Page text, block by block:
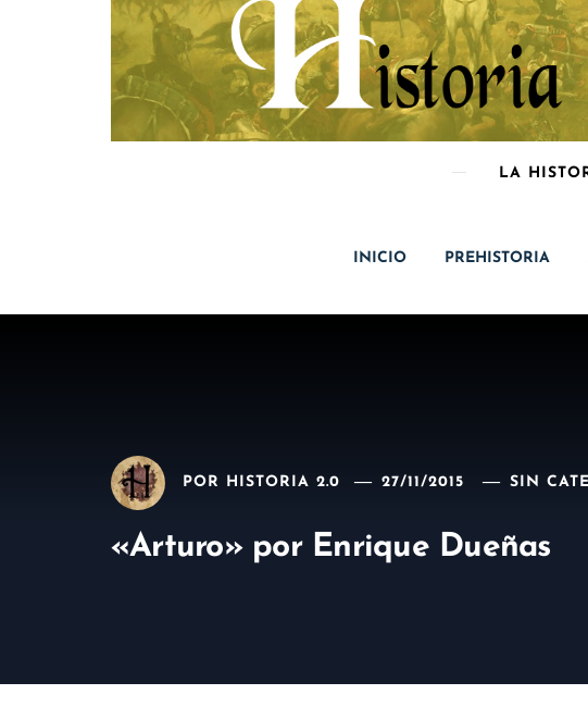
LA
INICIO PREHISTORIA
POR HISTORIA 2.0 27/11/2015 SIN
«Arturo» por Enrique Dueñas